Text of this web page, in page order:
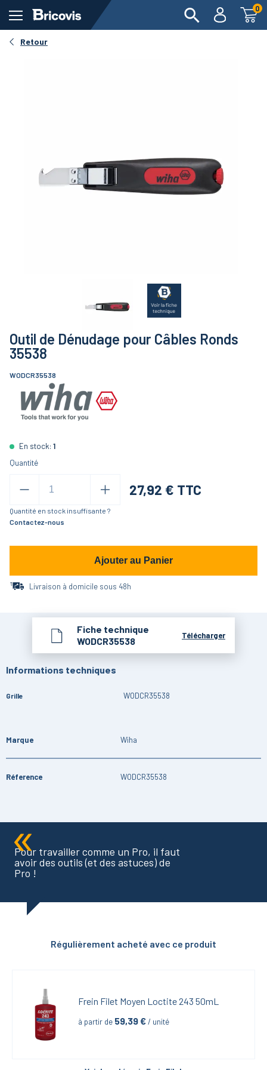
0
Retour
Outil de Dénudage pour Câbles Ronds
35538
WODCR35538
En stock: 1
Quantité
27,92 € TTC
Quantité en stock insuffisante ?
Contactez-nous
Ajouter au Panier
Livraison à domicile sous 48h
Fiche technique
WODCR35538
Télécharger
Informations techniques
Grille WODCR35538
Marque Wiha
Réference WODCR35538
Pour travailler comme un Pro, il faut
avoir des outils (et des astuces) de
Pro !
Régulièrement acheté avec ce produit
Frein Filet Moyen Loctite 243 50mL
à partir de 59,39 € / unité